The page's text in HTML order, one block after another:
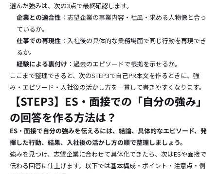
選んだ強みは、次の3点で最終確認します。
企業との適合性 ：志望企業の事業内容・社風・求める人物像と合っ
ているか。
仕事での再現性 ：入社後の具体的な業務場面で同じ行動を再現でき
るか。
経験による裏付け ：過去のエピソードで根拠を示せるか。
ここまで整理できると、次のSTEP3で自己PR本文を作るときに、強
み・エピソード・入社後の活かし方を一貫して書きやすくなります。
【STEP3】ES・面接での「自分の強み」
の回答を作る方法は？
ES・面接で自分の強みを伝えるには、結論、具体的なエピソード、発
揮した行動、結果、入社後の活かし方の順で整理しましょう。
強みを見つけ、志望企業に合わせて具体化できたら、次はESや面接で
伝わる回答に仕上げます。以下では基本構成・ポイント・注意点・例